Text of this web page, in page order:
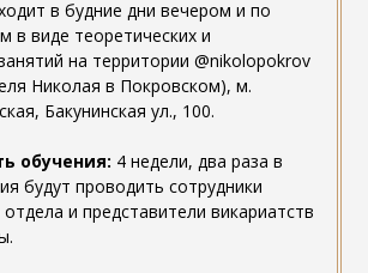
в будние дни вечером и по
в виде теоретических и
на территории @nikolopokrov
Николая в Покровском), м.
Бакунинская ул., 100.
обучения: 4 недели, два раза в
будут проводить сотрудники
и представители викариатств